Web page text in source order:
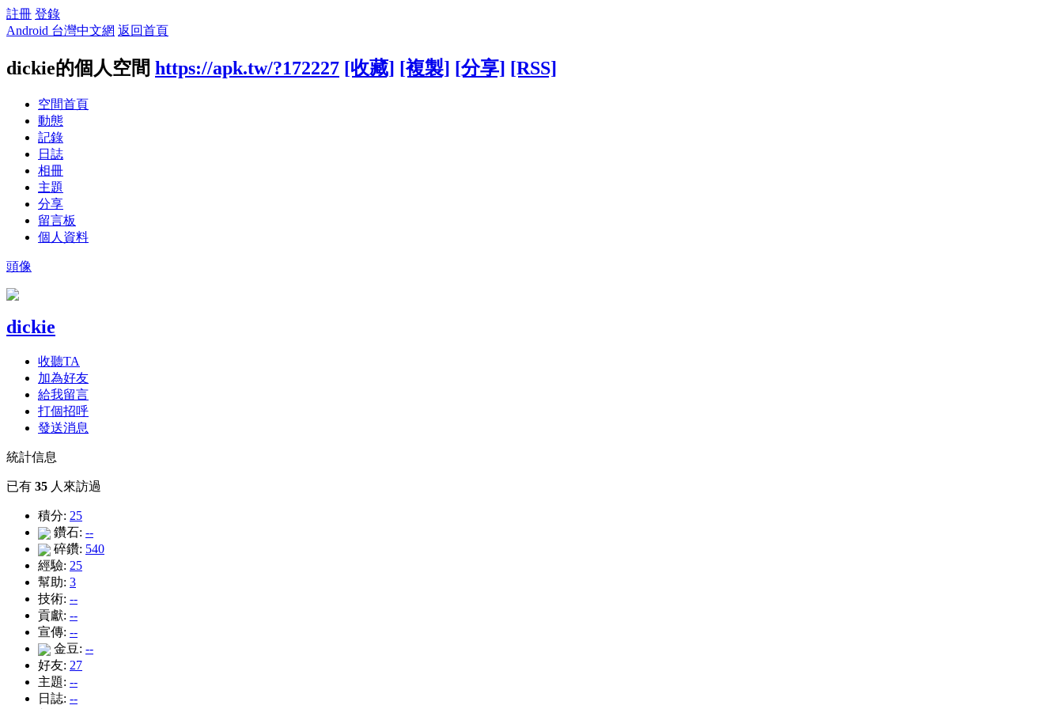
註冊 登錄
Android 台灣中文網 返回首頁
dickie的個人空間 https://apk.tw/?172227 [收藏] [複製] [分享] [RSS]
空間首頁
動態
記錄
日誌
相冊
主題
分享
留言板
個人資料
頭像
dickie
收聽TA
加為好友
給我留言
打個招呼
發送消息
統計信息
已有 35 人來訪過
積分: 25
鑽石: --
碎鑽: 540
經驗: 25
幫助: 3
技術: --
貢獻: --
宣傳: --
金豆: --
好友: 27
主題: --
日誌: --